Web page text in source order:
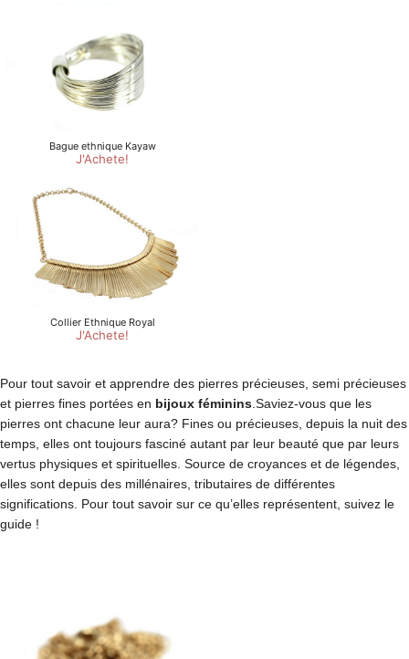
Pour tout savoir et apprendre des pierres précieuses, semi précieuses
et pierres fines portées en bijoux féminins.Saviez-vous que les
pierres ont chacune leur aura? Fines ou précieuses, depuis la nuit des
temps, elles ont toujours fasciné autant par leur beauté que par leurs
vertus physiques et spirituelles. Source de croyances et de légendes,
elles sont depuis des millénaires, tributaires de différentes
significations. Pour tout savoir sur ce qu’elles représentent, suivez le
guide !